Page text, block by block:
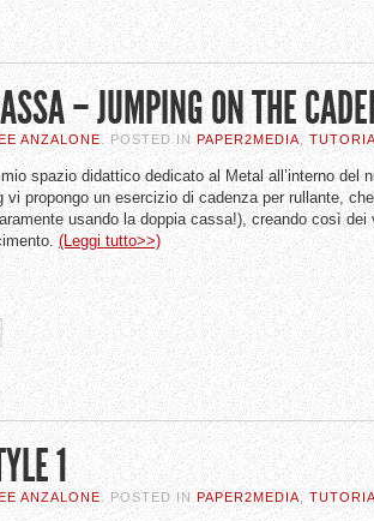
– JUMPING ON THE
ANZALONE . POSTED IN PAPER2MEDIA
mio spazio didattico dedicato al Metal all’interno del
vi propongo un esercizio di cadenza per rullante,
usando la doppia cassa!), creando così
(Leggi tutto>>)
1
ANZALONE . POSTED IN PAPER2MEDIA